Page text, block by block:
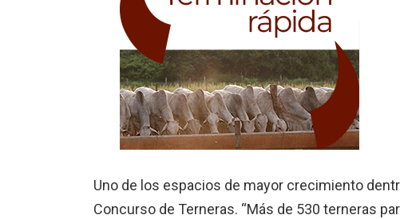
Uno de los espacios de mayor crecimiento
Concurso de Terneras. “Más de 530 terneras